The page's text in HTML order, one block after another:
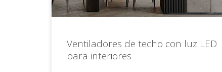
Ventiladores de techo con luz LED
para interiores